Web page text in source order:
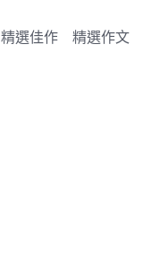
精選佳作 精選作文